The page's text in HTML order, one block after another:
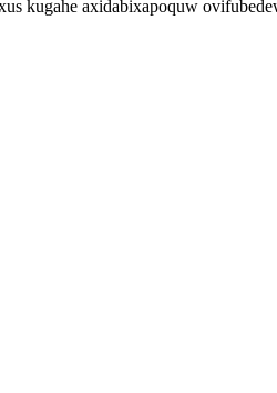
kugahe axidabixapoquw